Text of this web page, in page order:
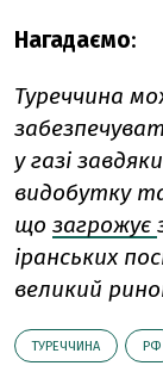
Нагадаємо:
Туреччина
у газі
видобутку
що загрожує
іранських
великий
ТУРЕЧЧИНА РФ